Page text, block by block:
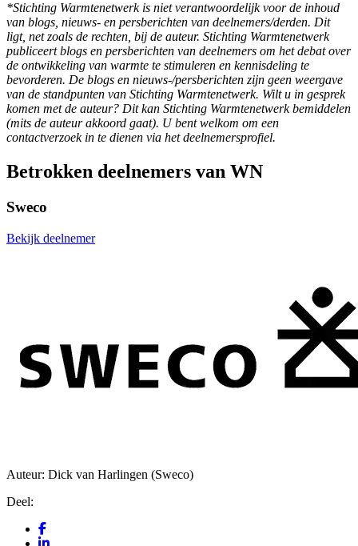
*Stichting Warmtenetwerk is niet verantwoordelijk voor de inhoud
van blogs, nieuws- en persberichten van deelnemers/derden. Dit
ligt, net zoals de rechten, bij de auteur. Stichting Warmtenetwerk
publiceert blogs en persberichten van deelnemers om het debat over
de ontwikkeling van warmte te stimuleren en kennisdeling te
bevorderen. De blogs en nieuws-/persberichten zijn geen weergave
van de standpunten van Stichting Warmtenetwerk. Wilt u in gesprek
komen met de auteur? Dit kan Stichting Warmtenetwerk bemiddelen
(mits de auteur akkoord gaat). U bent welkom om een
contactverzoek in te dienen via het deelnemersprofiel.
Betrokken deelnemers van WN
Sweco
Bekijk deelnemer
Auteur: Dick van Harlingen (Sweco)
Deel: